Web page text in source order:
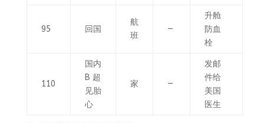
95 回国
航
班
—
升舱
防血
栓
110
国内
B 超
见胎
心
家 —
发邮
件给
美国
医生